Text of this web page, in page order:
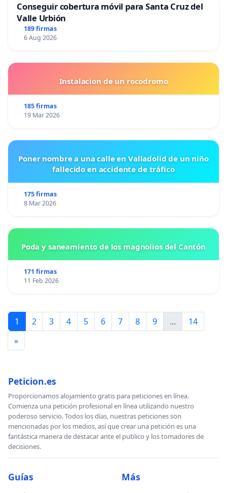
Conseguir cobertura móvil para Santa Cruz del
Valle Urbión
189 firmas
6 Aug 2026
Instalacion de un rocodromo
185 firmas
19 Mar 2026
Poner nombre a una calle en Valladolid de un niño
fallecido en accidente de tráfico
175 firmas
8 Mar 2026
Poda y saneamiento de los magnolios del Cantón
171 firmas
11 Feb 2026
1 2 3 4 5 6 7 8 9 ...
14
»
Peticion.es
Proporcionamos alojamiento gratis para peticiones en línea.
Comienza una petición profesional en línea utilizando nuestro
poderoso servicio. Todos los días, nuestras peticiones son
mencionadas por los medios, así que crear una petición es una
fantástica manera de destacar ante el publico y los tomadores de
decisiones.
Guías Más